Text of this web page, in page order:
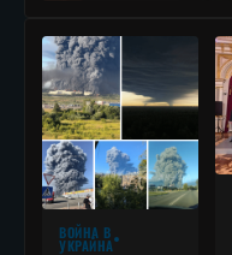
ВОЙНА В
УКРАЙНА